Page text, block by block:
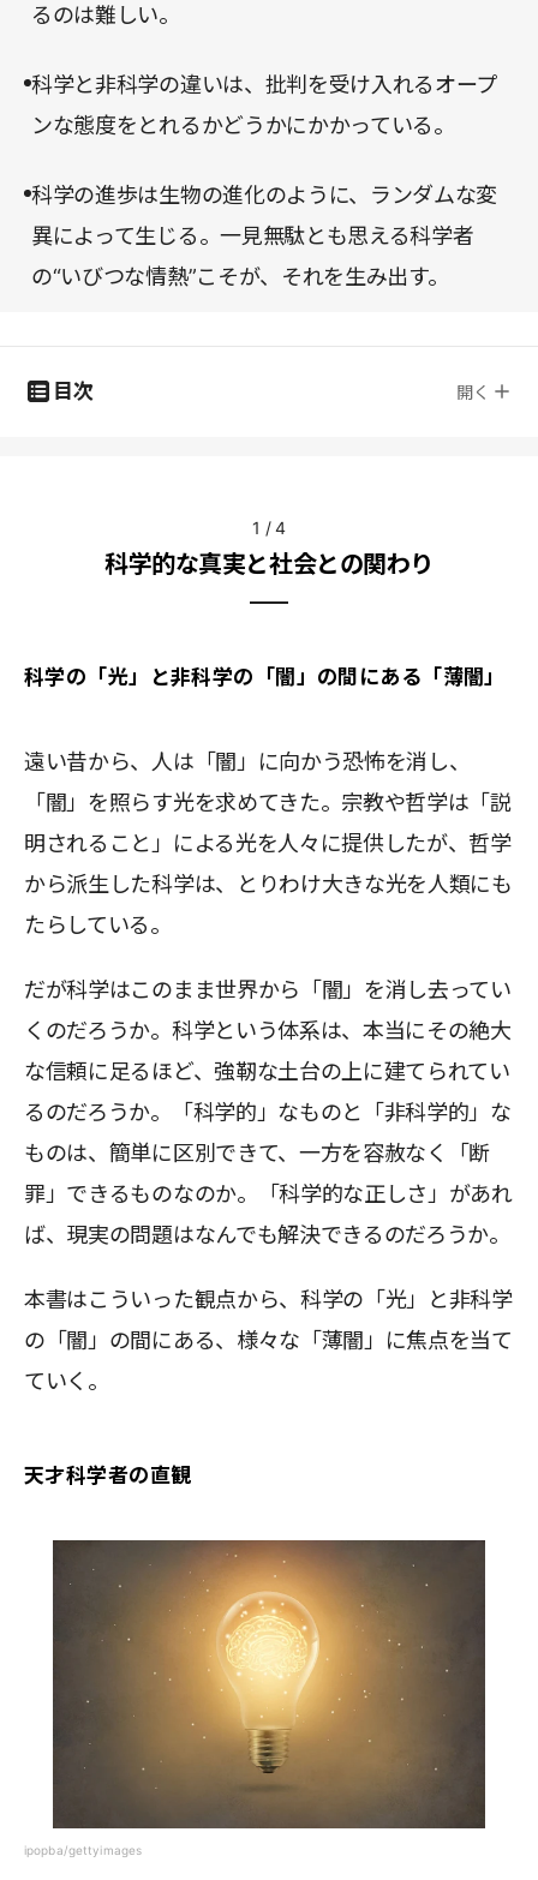
るのは難しい。
科学と非科学の違いは、批判を受け入れるオープ
ンな態度をとれるかどうかにかかっている。
科学の進歩は生物の進化のように、ランダムな変
異によって生じる。一見無駄とも思える科学者
の“いびつな情熱”こそが、それを生み出す。
目次 開く
1 /4
科学的な真実と社会との関わり
科学の「光」と非科学の「闇」の間にある「薄闇」
遠い昔から、人は「闇」に向かう恐怖を消し、
「闇」を照らす光を求めてきた。宗教や哲学は「説
明されること」による光を人々に提供したが、哲学
から派生した科学は、とりわけ大きな光を人類にも
たらしている。
だが科学はこのまま世界から「闇」を消し去ってい
くのだろうか。科学という体系は、本当にその絶大
な信頼に足るほど、強靭な土台の上に建てられてい
るのだろうか。「科学的」なものと「非科学的」な
ものは、簡単に区別できて、一方を容赦なく「断
罪」できるものなのか。「科学的な正しさ」があれ
ば、現実の問題はなんでも解決できるのだろうか。
本書はこういった観点から、科学の「光」と非科学
の「闇」の間にある、様々な「薄闇」に焦点を当て
ていく。
天才科学者の直観
ipopba/gettyimages